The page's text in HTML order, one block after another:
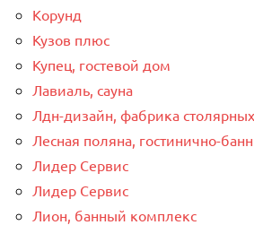
Корунд
Кузов плюс
Купец, гостевой дом
Лавиаль, сауна
Лдн-дизайн, фабрика
Лесная поляна, гостинично-
Лидер Сервис
Лидер Сервис
Лион, банный комплекс